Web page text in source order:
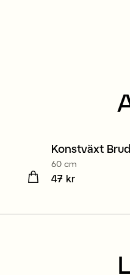
Konstväxt
60 cm
Pris:
47 kr